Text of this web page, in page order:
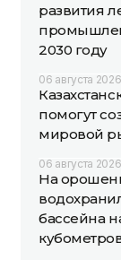
развития
2030 году
06 августа
помогут
мировой
06 августа
На
бассейна